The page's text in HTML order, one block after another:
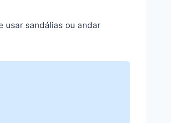
usar sandálias ou andar